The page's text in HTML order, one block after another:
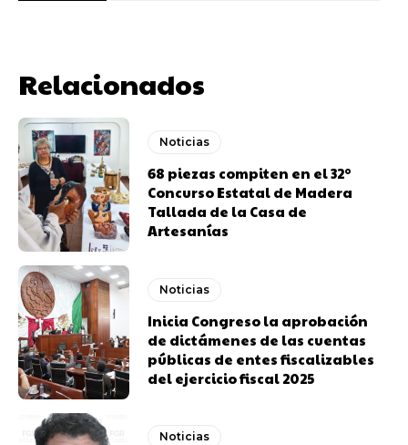
Relacionados
Noticias
68 piezas compiten en el 32°
Concurso Estatal de Madera
Tallada de la Casa de
Artesanías
Noticias
Inicia Congreso la aprobación
de dictámenes de las cuentas
públicas de entes fiscalizables
del ejercicio fiscal 2025
Noticias